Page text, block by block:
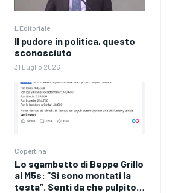
L'Editoriale
Il pudore in politica, questo
sconosciuto
31 Luglio 2026
Copertina
Lo sgambetto di Beppe Grillo
al M5s: “Si sono montati la
testa”. Senti da che pulpito…